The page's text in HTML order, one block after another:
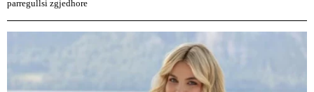
parregullsi zgjedhore